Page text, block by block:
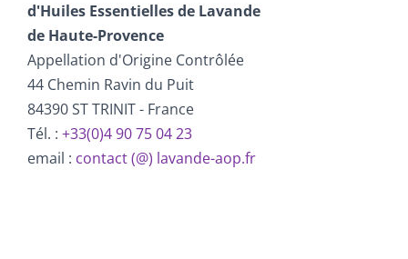
d'Huiles Essentielles de Lavande
de Haute-Provence
Appellation d'Origine Contrôlée
44 Chemin Ravin du Puit
84390 ST TRINIT - France
Tél. : +33(0)4 90 75 04 23
email : contact (@) lavande-aop.fr